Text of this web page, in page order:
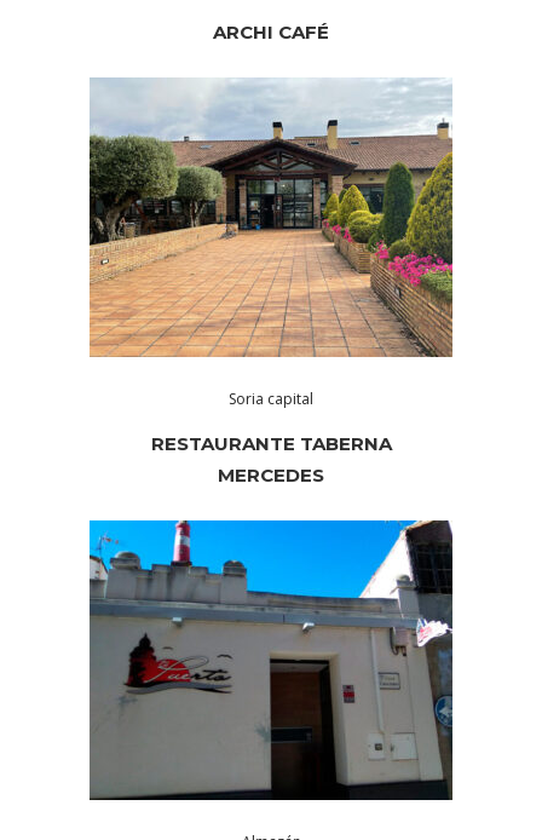
ARCHI CAFÉ
Soria capital
RESTAURANTE TABERNA
MERCEDES